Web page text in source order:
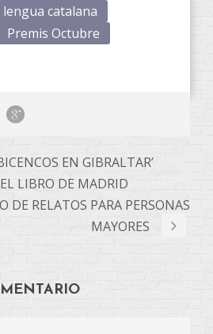
lengua catalana
Premis Octubre
EN GIBRALTAR’
LIBRO DE MADRID
DE RELATOS PARA PERSONAS
MAYORES